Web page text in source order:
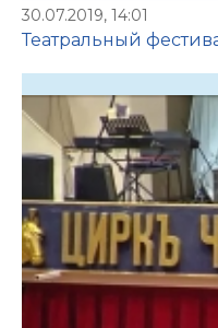
30.07.2019, 14:01
Театральный